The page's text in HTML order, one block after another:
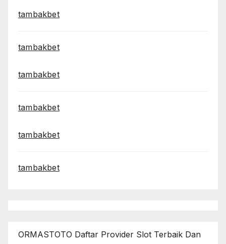
tambakbet
tambakbet
tambakbet
tambakbet
tambakbet
tambakbet
ORMASTOTO Daftar Provider Slot Terbaik Dan